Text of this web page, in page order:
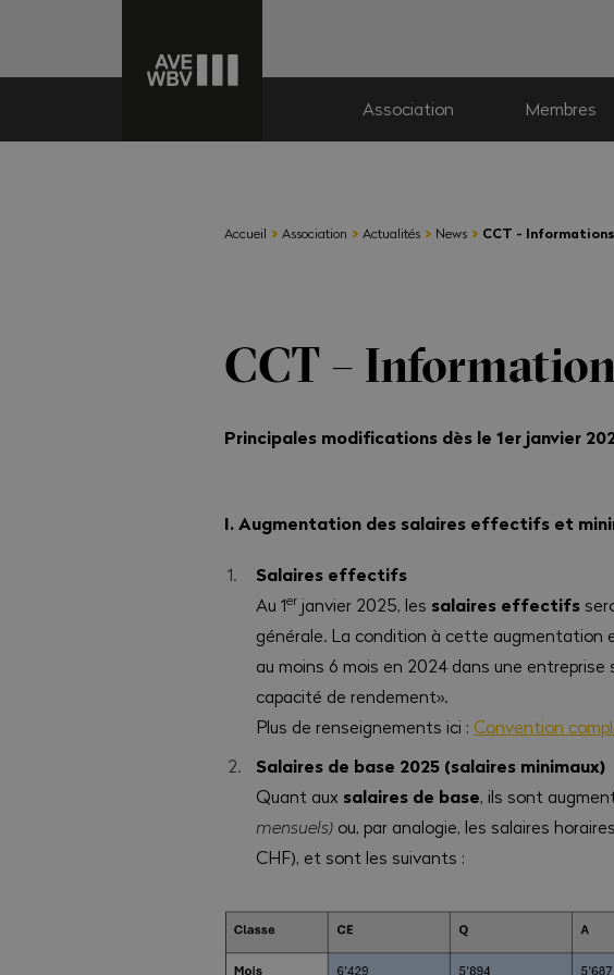
Association Membres
Accueil › Association › Actualités › News › CCT - Informations
CCT –
Principales modifications dès le 1er janvier
I. Augmentation des salaires effectifs et
Salaires effectifs
Au 1erjanvier 2025, les salaires effectifs
générale. La condition à cette augmentation
au moins 6 mois en 2024 dans une entreprise
capacité de rendement».
Plus de renseignements ici : Convention
Salaires de base 2025 (salaires minimaux)
Quant aux salaires de base, ils sont
mensuels)ou, par analogie, les salaires
CHF), et sont les suivants :